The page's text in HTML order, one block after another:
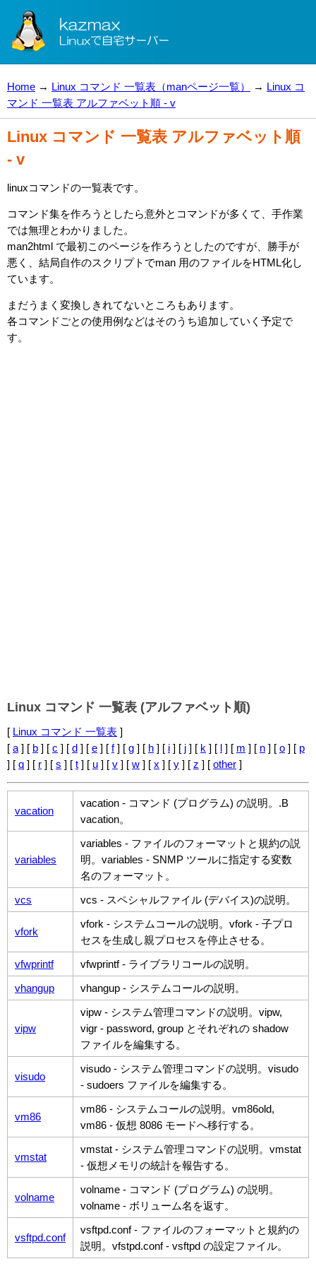
Home → Linux コマンド 一覧表（manページ一覧） → Linux コ
マンド 一覧表 アルファベット順 - v
Linux コマンド 一覧表 アルファベット順
- v
linuxコマンドの一覧表です。
コマンド集を作ろうとしたら意外とコマンドが多くて、手作業
では無理とわかりました。
man2html で最初このページを作ろうとしたのですが、勝手が
悪く、結局自作のスクリプトでman 用のファイルをHTML化し
ています。
まだうまく変換しきれてないところもあります。
各コマンドごとの使用例などはそのうち追加していく予定で
す。
Linux コマンド 一覧表 (アルファベット順)
[ Linux コマンド 一覧表 ]
[ a ] [ b ] [ c ] [ d ] [ e ] [ f] [ g ] [ h ] [ i ] [ j ] [ k ] [ l ] [ m ] [ n ] [ o ] [ p
] [ q ] [ r ] [ s ] [ t ] [ u ] [ v ] [ w ] [ x ] [ y ] [ z ] [ other ]
vacation
vacation - コマンド (プログラム) の説明。.B
vacation。
variables
variables - ファイルのフォーマットと規約の説
明。variables - SNMP ツールに指定する変数
名のフォーマット。
vcs
vcs - スペシャルファイル (デバイス)の説明。
vfork
vfork - システムコールの説明。vfork - 子プロ
セスを生成し親プロセスを停止させる。
vfwprintf
vfwprintf - ライブラリコールの説明。
vhangup
vhangup - システムコールの説明。
vipw
vipw - システム管理コマンドの説明。vipw,
vigr - password, group とそれぞれの shadow
ファイルを編集する。
visudo
visudo - システム管理コマンドの説明。visudo
- sudoers ファイルを編集する。
vm86
vm86 - システムコールの説明。vm86old,
vm86 - 仮想 8086 モードへ移行する。
vmstat
vmstat - システム管理コマンドの説明。vmstat
- 仮想メモリの統計を報告する。
volname
volname - コマンド (プログラム) の説明。
volname - ボリューム名を返す。
vsftpd.conf
vsftpd.conf - ファイルのフォーマットと規約の
説明。vfstpd.conf - vsftpd の設定ファイル。